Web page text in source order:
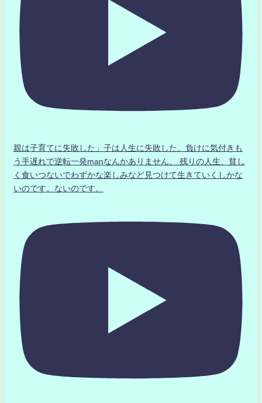
親は子育てに失敗した」子は人生に失敗した。負けに気付きも
う手遅れで逆転一発manなんかありません、 残りの人生、貧し
く食いつないでわずかな楽しみなど見つけて生きていくしかな
いのです。ないのです。